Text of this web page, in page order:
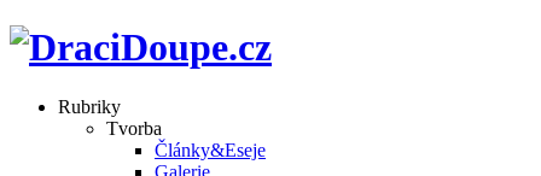
Rubriky
Tvorba
Články&Eseje
Galerie